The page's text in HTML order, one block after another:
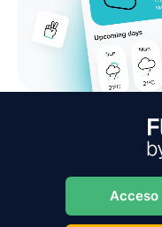
Acceso